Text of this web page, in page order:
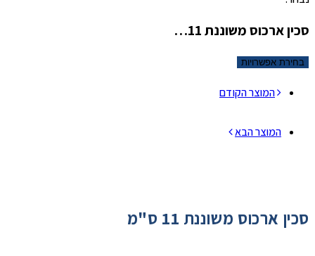
סכין ארכוס משוננת 11…
בחירת אפשרויות
המוצר הקודם
המוצר הבא
סכין ארכוס משוננת 11 ס"מ